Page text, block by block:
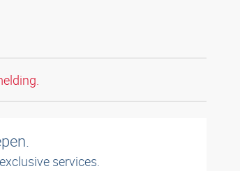
services.